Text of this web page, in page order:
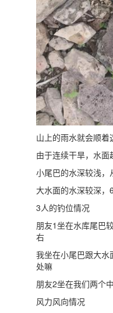
山上的雨水就会顺
由于连续干旱，水面
小尾巴的水深较浅
大水面的水深较深
3人的钓位情况
朋友1坐在水库尾巴
右
我坐在小尾巴跟大
处嘛
朋友2坐在我们两个
风力风向情况